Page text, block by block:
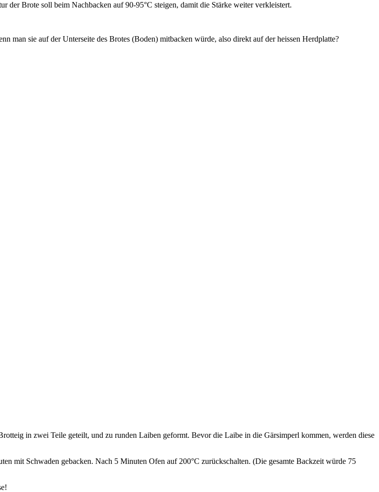
der Brote soll beim Nachbacken auf 90-95°C steigen, damit die Stärke weiter verkleistert.
man sie auf der Unterseite des Brotes (Boden) mitbacken würde, also direkt auf der heissen Herdplatte?
in zwei Teile geteilt, und zu runden Laiben geformt. Bevor die Laibe in die Gärsimperl kommen, werden diese
mit Schwaden gebacken. Nach 5 Minuten Ofen auf 200°C zurückschalten. (Die gesamte Backzeit würde 75